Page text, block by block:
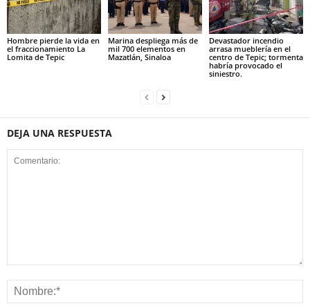
Hombre pierde la vida en
el fraccionamiento La
Lomita de Tepic
Marina despliega más de
mil 700 elementos en
Mazatlán, Sinaloa
Devastador incendio
arrasa mueblería en el
centro de Tepic; tormenta
habría provocado el
siniestro.
DEJA UNA RESPUESTA